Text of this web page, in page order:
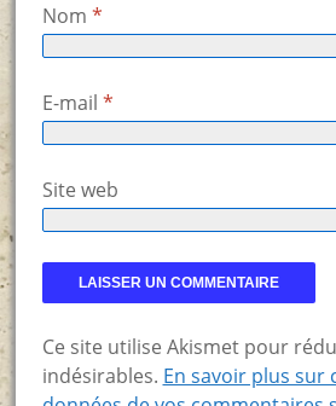
Nom *
E-mail *
Site web
Ce site utilise Akismet pour
indésirables. En savoir plus sur